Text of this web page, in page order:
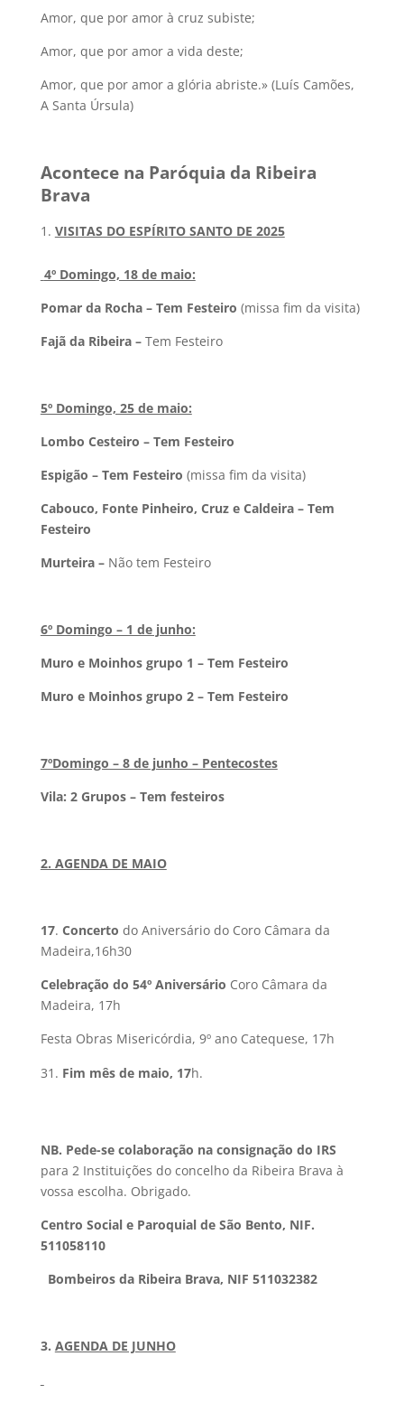
Amor, que por amor à cruz subiste;
Amor, que por amor a vida deste;
Amor, que por amor a glória abriste.» (Luís Camões,
A Santa Úrsula)
Acontece na Paróquia da Ribeira
Brava
VISITAS DO ESPÍRITO SANTO DE 2025
4º Domingo, 18 de maio:
Pomar da Rocha – Tem Festeiro (missa fim da visita)
Fajã da Ribeira – Tem Festeiro
5º Domingo, 25 de maio:
Lombo Cesteiro – Tem Festeiro
Espigão – Tem Festeiro (missa fim da visita)
Cabouco, Fonte Pinheiro, Cruz e Caldeira – Tem
Festeiro
Murteira – Não tem Festeiro
6º Domingo – 1 de junho:
Muro e Moinhos grupo 1 – Tem Festeiro
Muro e Moinhos grupo 2 – Tem Festeiro
7ºDomingo – 8 de junho – Pentecostes
Vila: 2 Grupos – Tem festeiros
2. AGENDA DE MAIO
17. Concerto do Aniversário do Coro Câmara da
Madeira,16h30
Celebração do 54º Aniversário Coro Câmara da
Madeira, 17h
Festa Obras Misericórdia, 9º ano Catequese, 17h
Fim mês de maio, 17h.
NB. Pede-se colaboração na consignação do IRS
para 2 Instituições do concelho da Ribeira Brava à
vossa escolha. Obrigado.
Centro Social e Paroquial de São Bento, NIF.
511058110
Bombeiros da Ribeira Brava, NIF 511032382
3. AGENDA DE JUNHO